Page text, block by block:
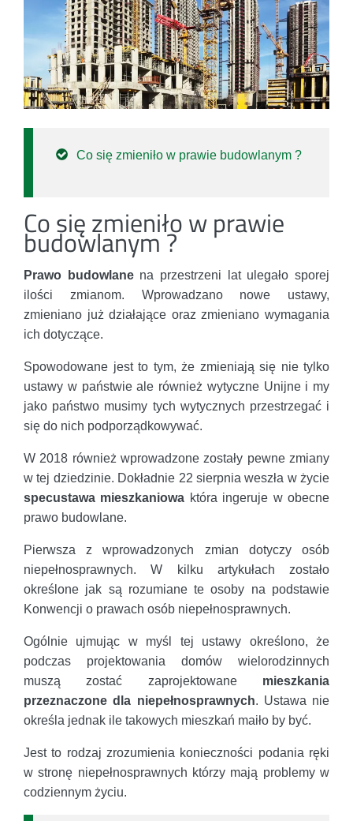
Co się zmieniło w prawie budowlanym ?
Co się zmieniło w prawie
budowlanym ?
Prawo budowlanena przestrzeni lat ulegało sporej
ilości zmianom. Wprowadzano nowe ustawy,
zmieniano już działające oraz zmieniano wymagania
ich dotyczące.
Spowodowane jest to tym, że zmieniają się nie tylko
ustawy w państwie ale również wytyczne Unijne i my
jako państwo musimy tych wytycznych przestrzegać i
się do nich podporządkowywać.
W 2018 również wprowadzone zostały pewne zmiany
w tej dziedzinie. Dokładnie 22 sierpnia weszła w życie
specustawa mieszkaniowa która ingeruje w obecne
prawo budowlane.
Pierwsza z wprowadzonych zmian dotyczy osób
niepełnosprawnych. W kilku artykułach zostało
określone jak są rozumiane te osoby na podstawie
Konwencji o prawach osób niepełnosprawnych.
Ogólnie ujmując w myśl tej ustawy określono, że
podczas projektowania domów wielorodzinnych
muszą zostać zaprojektowane mieszkania
przeznaczone dla niepełnosprawnych. Ustawa nie
określa jednak ile takowych mieszkań maiło by być.
Jest to rodzaj zrozumienia konieczności podania ręki
w stronę niepełnosprawnych którzy mają problemy w
codziennym życiu.